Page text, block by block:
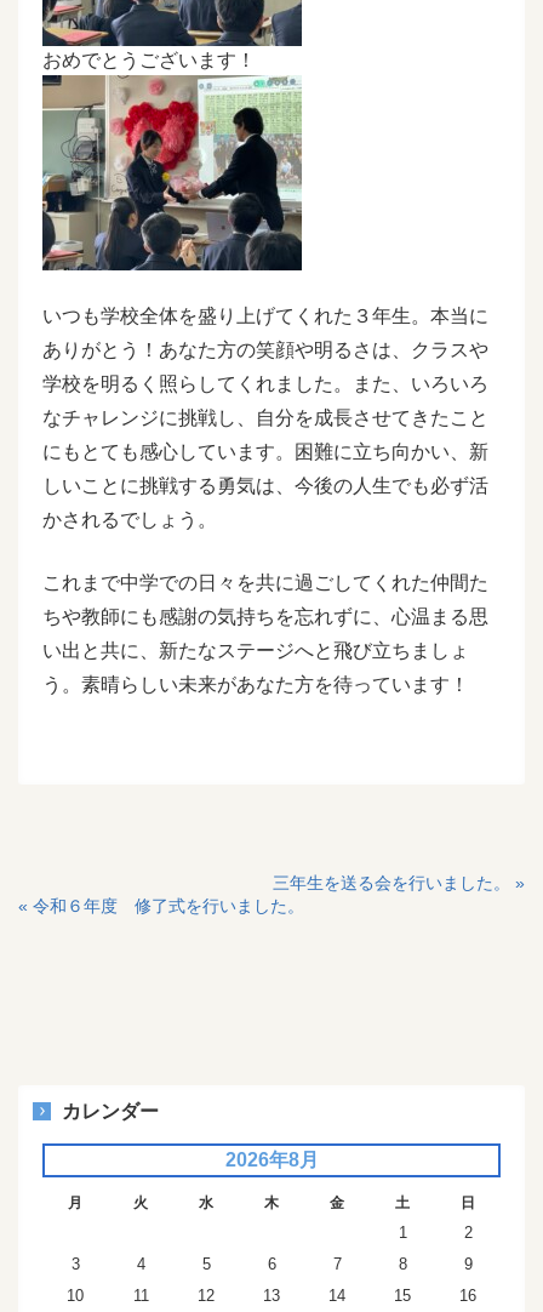
おめでとうございます！
いつも学校全体を盛り上げてくれた３年生。本当に
ありがとう！あなた方の笑顔や明るさは、クラスや
学校を明るく照らしてくれました。また、いろいろ
なチャレンジに挑戦し、自分を成長させてきたこと
にもとても感心しています。困難に立ち向かい、新
しいことに挑戦する勇気は、今後の人生でも必ず活
かされるでしょう。
これまで中学での日々を共に過ごしてくれた仲間た
ちや教師にも感謝の気持ちを忘れずに、心温まる思
い出と共に、新たなステージへと飛び立ちましょ
う。素晴らしい未来があなた方を待っています！
稿
ョ
三年生を送る会を行いました。 »
« 令和６年度 修了式を行いました。
カレンダー
2026年8月
月 火 水 木 金 土 日
1
2
3
4 5 6 7 8
9
10
11 12 13 14 15 16